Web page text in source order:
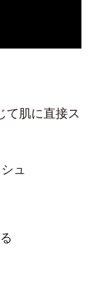
て肌に直接ス
ュ